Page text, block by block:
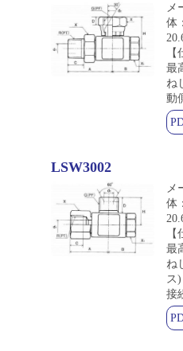
メ
体
【
最
ね
動
LSW3002
メ
体
【
最
ね
ス
接